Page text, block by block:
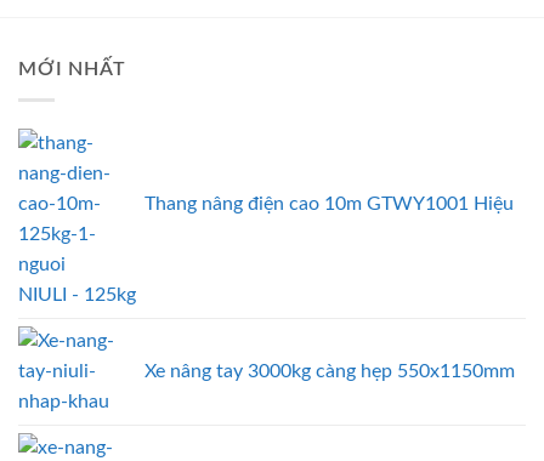
MỚI NHẤT
Thang nâng điện cao 10m GTWY1001 Hiệu
NIULI - 125kg
Xe nâng tay 3000kg càng hẹp 550x1150mm